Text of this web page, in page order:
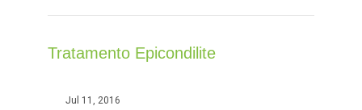
Tratamento Epicondilite
Jul 11, 2016